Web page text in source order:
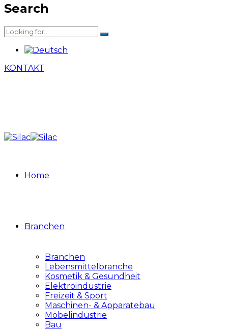
Search
KONTAKT
Home
Branchen
Branchen
Lebensmittelbranche
Kosmetik & Gesundheit
Elektroindustrie
Freizeit & Sport
Maschinen- & Apparatebau
Möbelindustrie
Bau